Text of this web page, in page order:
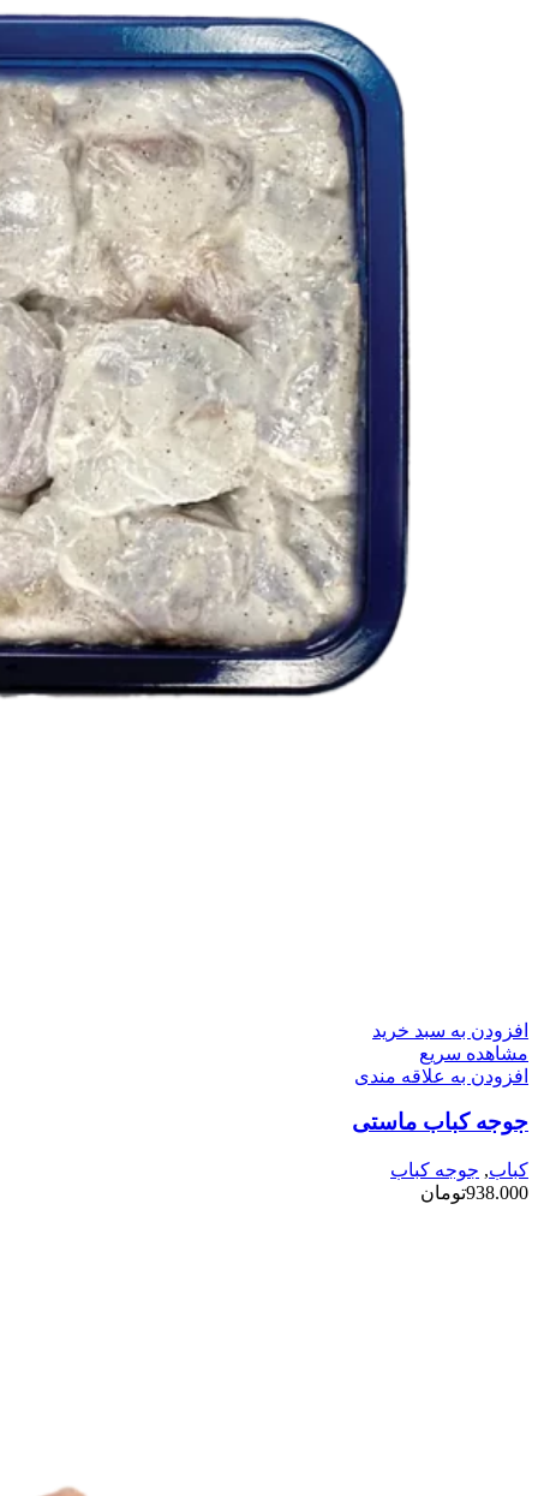
افزودن به سبد خرید
مشاهده سریع
افزودن به علاقه مندی
جوجه کباب ماستی
کباب, جوجه کباب
938.000تومان